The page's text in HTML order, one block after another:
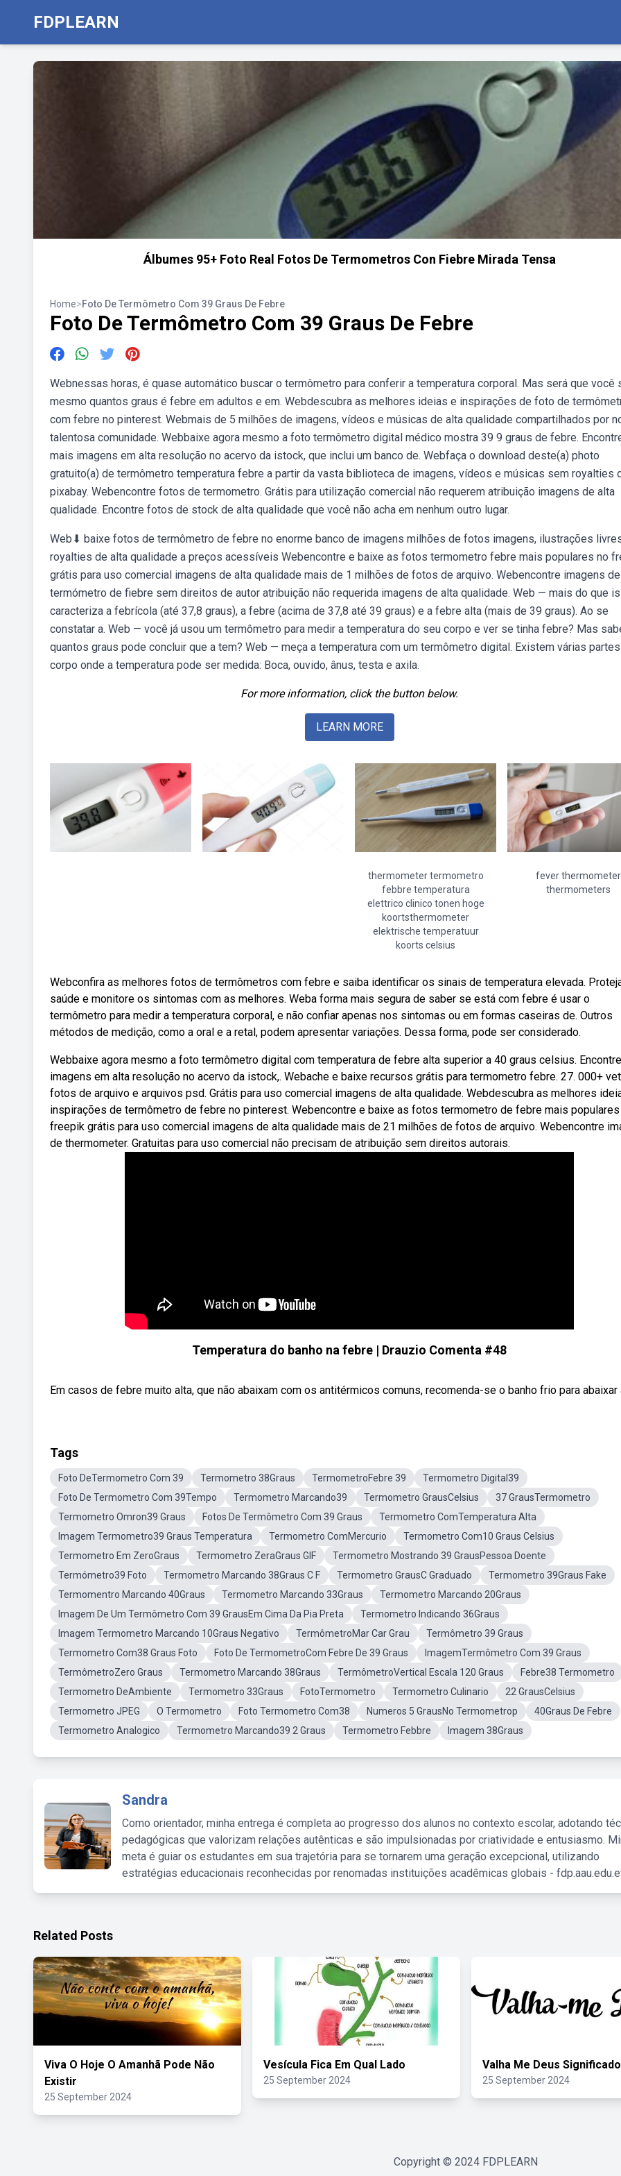
FDPLEARN
Álbumes 95+ Foto Real Fotos De Termometros Con Fiebre Mirada Tensa
Home>Foto De Termômetro Com 39 Graus De Febre
Foto De Termômetro Com 39 Graus De Febre
Webnessas horas, é quase automático buscar o termômetro para conferir a temperatura corporal. Mas será que você
mesmo quantos graus é febre em adultos e em. Webdescubra as melhores ideias e inspirações de foto de
com febre no pinterest. Webmais de 5 milhões de imagens, vídeos e músicas de alta qualidade compartilhados por
talentosa comunidade. Webbaixe agora mesmo a foto termômetro digital médico mostra 39 9 graus de febre.
mais imagens em alta resolução no acervo da istock, que inclui um banco de. Webfaça o download deste(a) photo
gratuito(a) de termômetro temperatura febre a partir da vasta biblioteca de imagens, vídeos e músicas sem royalties
pixabay. Webencontre fotos de termometro. Grátis para utilização comercial não requerem atribuição imagens de alta
qualidade. Encontre fotos de stock de alta qualidade que você não acha em nenhum outro lugar.
Web⬇ baixe fotos de termômetro de febre no enorme banco de imagens milhões de fotos imagens, ilustrações
royalties de alta qualidade a preços acessíveis Webencontre e baixe as fotos termometro febre mais populares no
grátis para uso comercial imagens de alta qualidade mais de 1 milhões de fotos de arquivo. Webencontre imagens de
termómetro de fiebre sem direitos de autor atribuição não requerida imagens de alta qualidade. Web — mais do que
caracteriza a febrícola (até 37,8 graus), a febre (acima de 37,8 até 39 graus) e a febre alta (mais de 39 graus). Ao se
constatar a. Web — você já usou um termômetro para medir a temperatura do seu corpo e ver se tinha febre? Mas
quantos graus pode concluir que a tem? Web — meça a temperatura com um termômetro digital. Existem várias
corpo onde a temperatura pode ser medida: Boca, ouvido, ânus, testa e axila.
For more information, click the button below.
LEARN MORE
thermometer termometro
febbre temperatura
elettrico clinico tonen hoge
koortsthermometer
elektrische temperatuur
koorts celsius
fever thermometer
thermometers
Webconfira as melhores fotos de termômetros com febre e saiba identificar os sinais de temperatura elevada.
saúde e monitore os sintomas com as melhores. Weba forma mais segura de saber se está com febre é usar o
termômetro para medir a temperatura corporal, e não confiar apenas nos sintomas ou em formas caseiras de. Outros
métodos de medição, como a oral e a retal, podem apresentar variações. Dessa forma, pode ser considerado.
Webbaixe agora mesmo a foto termômetro digital com temperatura de febre alta superior a 40 graus celsius.
imagens em alta resolução no acervo da istock,. Webache e baixe recursos grátis para termometro febre. 27. 000+
fotos de arquivo e arquivos psd. Grátis para uso comercial imagens de alta qualidade. Webdescubra as melhores
inspirações de termômetro de febre no pinterest. Webencontre e baixe as fotos termometro de febre mais
freepik grátis para uso comercial imagens de alta qualidade mais de 21 milhões de fotos de arquivo. Webencontre
de thermometer. Gratuitas para uso comercial não precisam de atribuição sem direitos autorais.
Temperatura do banho na febre | Drauzio Comenta #48
Em casos de febre muito alta, que não abaixam com os antitérmicos comuns, recomenda-se o banho frio para abaixar
Tags
Foto DeTermometro Com 39 Termometro 38Graus TermometroFebre 39
Termometro Digital39
Foto De Termometro Com 39Tempo
Termometro Marcando39 Termometro GrausCelsius
37 GrausTermometro
Termometro Omron39 Graus
Fotos De Termômetro Com 39 Graus
Termometro ComTemperatura Alta
Imagem Termometro39 Graus Temperatura
Termometro ComMercurio
Termometro Com10 Graus Celsius
Termometro Em ZeroGraus
Termometro ZeraGraus GIF
Termometro Mostrando 39 GrausPessoa Doente
Termómetro39 Foto
Termometro Marcando 38Graus C F Termometro GrausC Graduado
Termometro 39Graus Fake
Termomentro Marcando 40Graus
Termometro Marcando 33Graus
Termometro Marcando 20Graus
Imagem De Um Termômetro Com 39 GrausEm Cima Da Pia Preta
Termometro Indicando 36Graus
Imagem Termometro Marcando 10Graus Negativo
TermômetroMar Car Grau
Termômetro 39 Graus
Termometro Com38 Graus Foto
Foto De TermometroCom Febre De 39 Graus
ImagemTermômetro Com 39 Graus
TermômetroZero Graus
Termometro Marcando 38Graus TermômetroVertical Escala 120 Graus
Febre38 Termometro
Termometro DeAmbiente
Termometro 33Graus FotoTermometro Termometro Culinario
22 GrausCelsius
Termometro JPEG
O Termometro Foto Termometro Com38 Numeros 5 GrausNo Termometrop
40Graus De Febre
Termometro Analogico
Termometro Marcando39 2 Graus Termometro Febbre Imagem 38Graus
Sandra
Como orientador, minha entrega é completa ao progresso dos alunos no contexto escolar, adotando
pedagógicas que valorizam relações autênticas e são impulsionadas por criatividade e entusiasmo.
meta é guiar os estudantes em sua trajetória para se tornarem uma geração excepcional, utilizando
estratégias educacionais reconhecidas por renomadas instituições acadêmicas globais -
Related Posts
Viva O Hoje O Amanhã Pode Não
Existir
25 September 2024
Vesícula Fica Em Qual Lado
25 September 2024
Valha Me Deus Significado
25 September 2024
Copyright © 2024 FDPLEARN